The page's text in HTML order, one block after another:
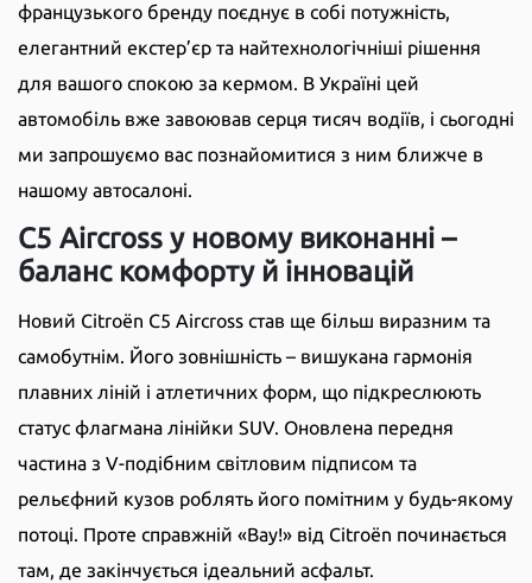
французького бренду поєднує в собі потужність,
елегантний екстер’єр та найтехнологічніші рішення
для вашого спокою за кермом. В Україні цей
автомобіль вже завоював серця тисяч водіїв, і сьогодні
ми запрошуємо вас познайомитися з ним ближче в
нашому автосалоні.
C5 Aircross у новому виконанні –
баланс комфорту й інновацій
Новий Citroën C5 Aircross став ще більш виразним та
самобутнім. Його зовнішність – вишукана гармонія
плавних ліній і атлетичних форм, що підкреслюють
статус флагмана лінійки SUV. Оновлена передня
частина з V-подібним світловим підписом та
рельєфний кузов роблять його помітним у будь-якому
потоці. Проте справжній «Вау!» від Citroën починається
там, де закінчується ідеальний асфальт.